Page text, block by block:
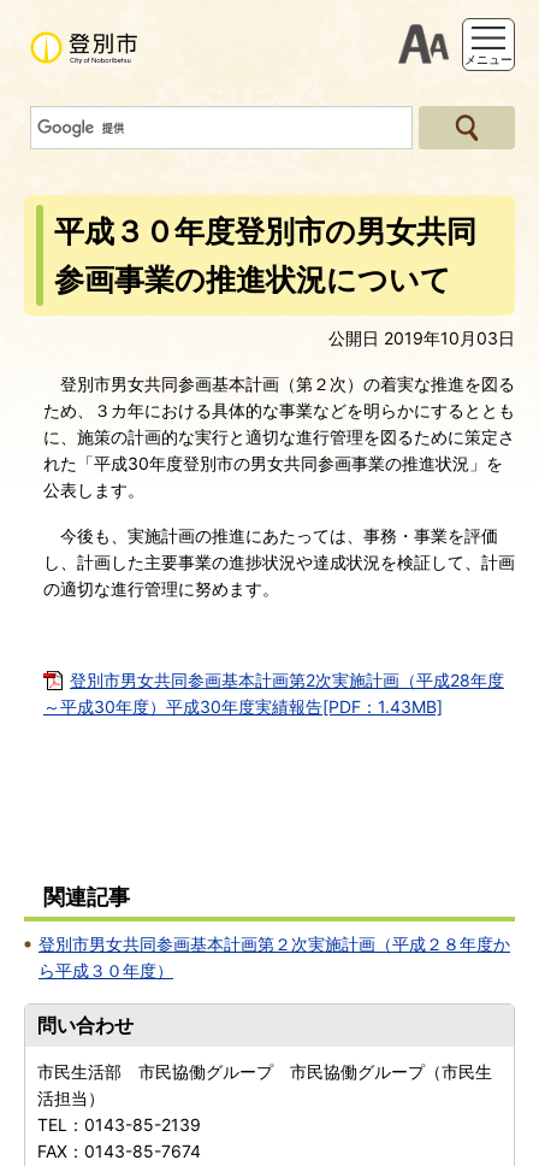
支援ツー
メニュー
平成３０年度登別市の男女共同
参画事業の推進状況について
公開日 2019年10月03日
登別市男女共同参画基本計画（第２次）の着実な推進を図る
ため、３カ年における具体的な事業などを明らかにするととも
に、施策の計画的な実行と適切な進行管理を図るために策定さ
れた「平成30年度登別市の男女共同参画事業の推進状況」を
公表します。
今後も、実施計画の推進にあたっては、事務・事業を評価
し、計画した主要事業の進捗状況や達成状況を検証して、計画
の適切な進行管理に努めます。
登別市男女共同参画基本計画第2次実施計画（平成28年度
～平成30年度）平成30年度実績報告[PDF：1.43MB]
関連記事
登別市男女共同参画基本計画第２次実施計画（平成２８年度か
ら平成３０年度）
問い合わせ
市民生活部 市民協働グループ 市民協働グループ（市民生
活担当）
TEL： 0143-85-2139
FAX： 0143-85-7674